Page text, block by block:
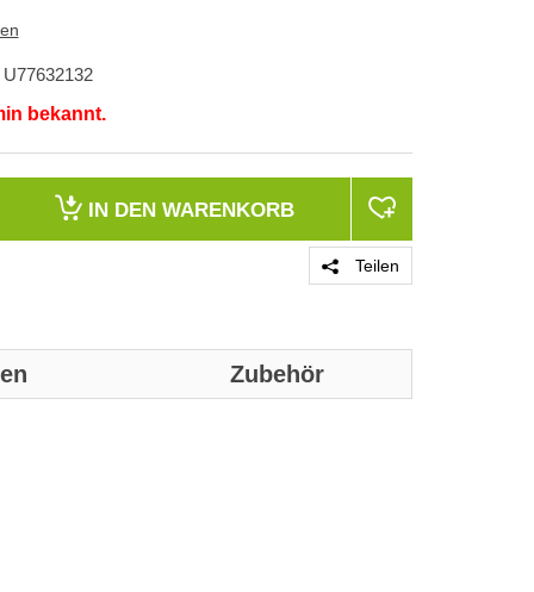
U77632132
bekannt.
IN DEN WARENKORB
Teilen
Zubehör